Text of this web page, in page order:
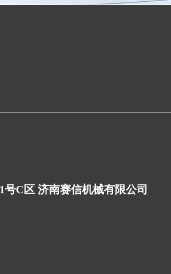
C区 济南赛信机械有限公司